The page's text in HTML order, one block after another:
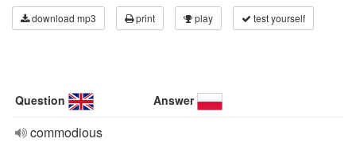
download mp3 print play test yourself
Question Answer
commodious